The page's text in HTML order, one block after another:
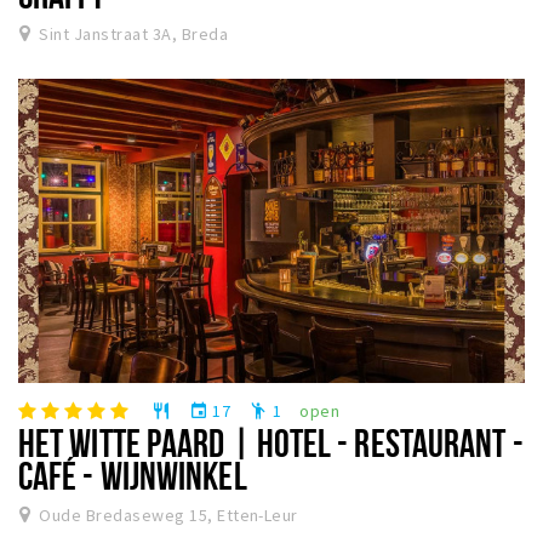
Sint Janstraat 3A, Breda
restaurant event 17 emoji_people 1 open
HET WITTE PAARD | HOTEL - RESTAURANT -
CAFÉ - WIJNWINKEL
Oude Bredaseweg 15, Etten-Leur